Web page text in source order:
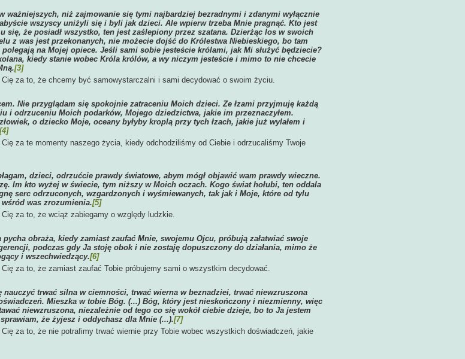
ważniejszych, niż zajmowanie się tymi najbardziej bezradnymi i zdanymi wyłącznie
wszyscy uniżyli się i byli jak dzieci. Ale wpierw trzeba Mnie pragnąć. Kto jest
się, że posiadł wszystko, ten jest zaślepiony przez szatana. Dzierżąc los w swoich
z was jest przekonanych, nie możecie dojść do Królestwa Niebieskiego, bo tam
na Mojej opiece. Jeśli sami sobie jesteście królami, jak Mi służyć będziecie?
kiedy stanie wobec Króla królów, a wy niczym jesteście i mimo to nie chcecie
[3]
za to, że chcemy być samowystarczalni i sami decydować o swoim życiu.
Nie przyglądam się spokojnie zatraceniu Moich dzieci. Ze łzami przyjmuję każdą
i odrzuceniu Moich podarków, Mojego dziedzictwa, jakie im przeznaczyłem.
o dziecko Moje, oceany byłyby kroplą przy tych łzach, jakie już wylałem i
[4]
za te momenty naszego życia, kiedy odchodziliśmy od Ciebie i odrzucaliśmy Twoje
dzieci, odrzućcie prawdy światowe, abym mógł objawić wam prawdy wieczne.
Im kto wyżej w świecie, tym niższy w Moich oczach. Kogo świat hołubi, ten oddala
serc odrzuconych, wzgardzonych i wyśmiewanych, tak jak i Moje, które od tylu
was zrozumienia.[5]
za to, że wciąż zabiegamy o względy ludzkie.
pycha obraża, kiedy zamiast zaufać Mnie, swojemu Ojcu, próbują załatwiać swoje
podczas gdy Ja stoję obok i nie zostaję dopuszczony do działania, mimo że
i wszechwiedzący.[6]
za to, że zamiast zaufać Tobie próbujemy sami o wszystkim decydować.
nauczyć trwać silna w ciemności, trwać wierna w beznadziei, trwać niewzruszona
Mieszka w tobie Bóg. (...) Bóg, który jest nieskończony i niezmienny, więc
niewzruszona, niezależnie od tego co się wokół ciebie dzieje, bo to Ja jestem
że żyjesz i oddychasz dla Mnie (...).[7]
za to, że nie potrafimy trwać wiernie przy Tobie wobec wszystkich doświadczeń, jakie